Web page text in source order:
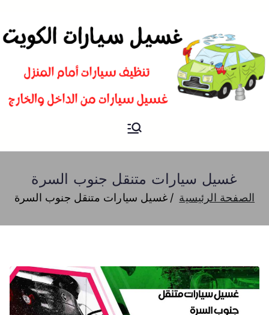
سيارات
شركة تنظيف سيارات و تلميع و
غسيل سيارات متنقل جنوب السرة
الصفحة الرئيسية غسيل سيارات متنقل جنوب السرة